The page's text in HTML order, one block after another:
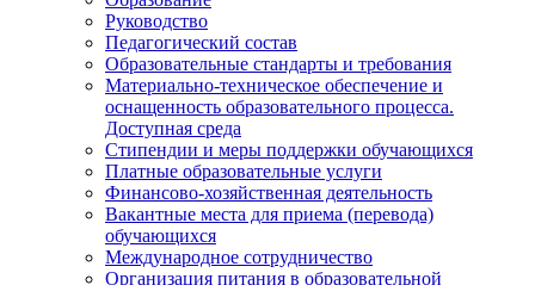
Руководство
Педагогический состав
Образовательные стандарты и требования
Материально-техническое обеспечение и
оснащенность образовательного процесса.
Доступная среда
Стипендии и меры поддержки обучающихся
Платные образовательные услуги
Финансово-хозяйственная деятельность
Вакантные места для приема (перевода)
обучающихся
Международное сотрудничество
Организация питания в образовательной